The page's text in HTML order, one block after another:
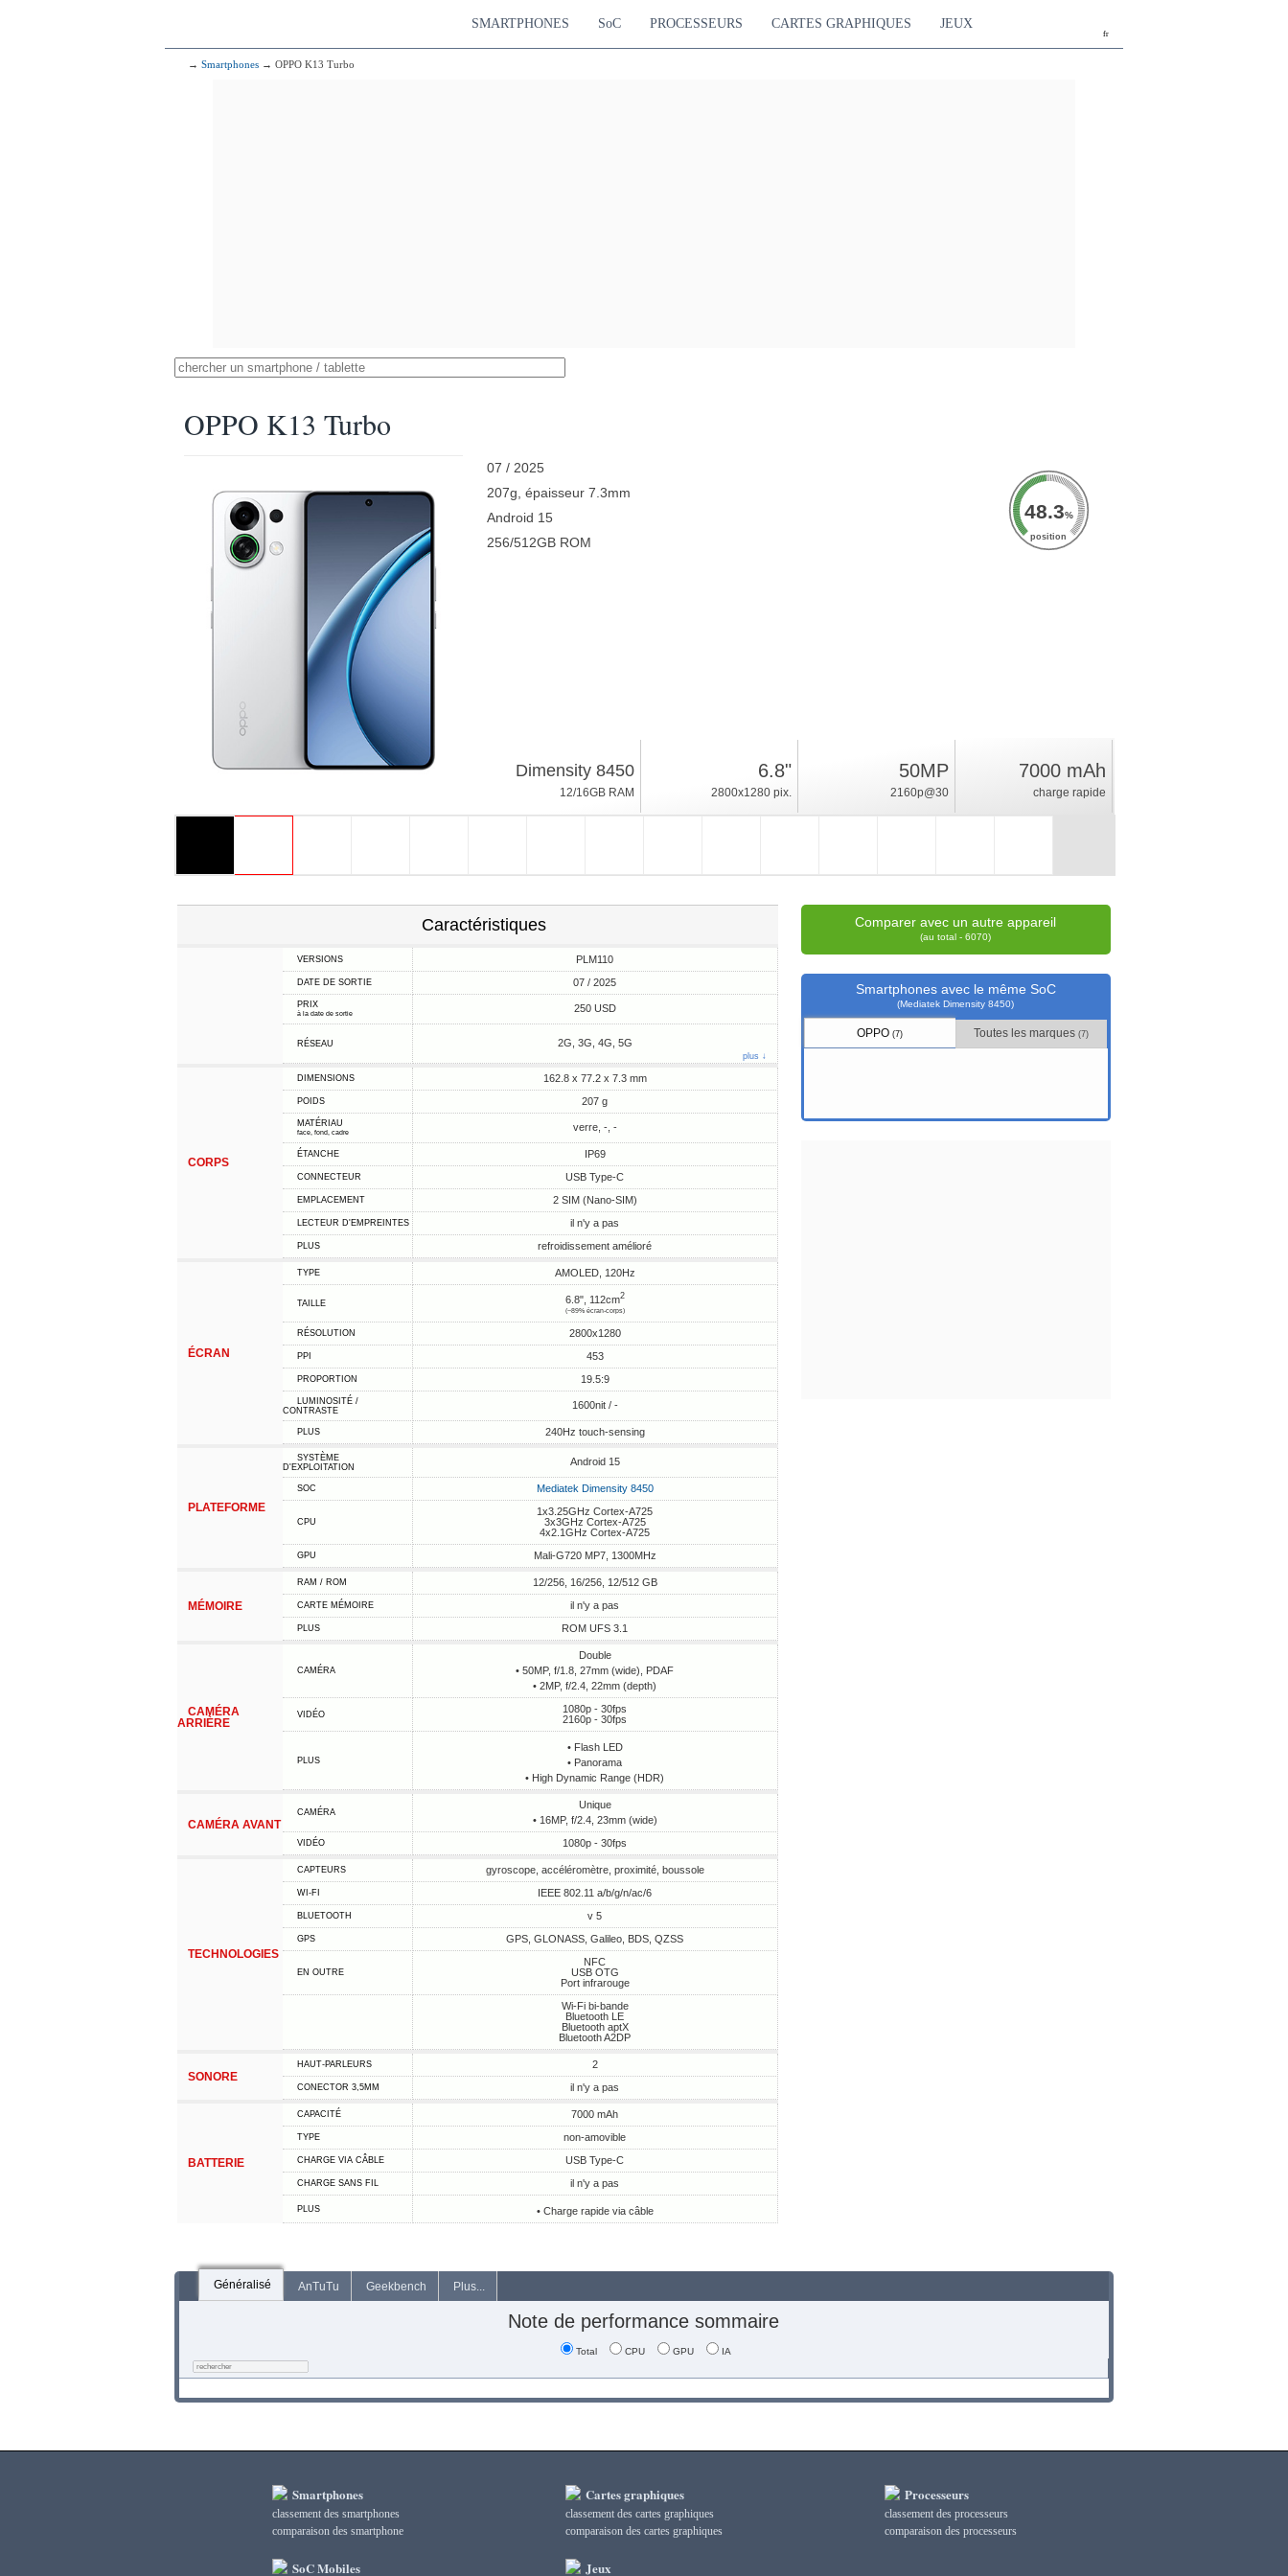
fr
SMARTPHONES SoC PROCESSEURS CARTES GRAPHIQUES JEUX
→ Smartphones → OPPO K13 Turbo
OPPO K13 Turbo
07 / 2025
207g, épaisseur 7.3mm
Android 15
256/512GB ROM
48.3%
position
Dimensity 8450
12/16GB RAM
6.8"
2800x1280 pix.
50MP
2160p@30
7000 mAh
charge rapide
Caractéristiques
VERSIONS PLM110
DATE DE SORTIE 07 / 2025
PRIX
à la date de sortie 250 USD
RÉSEAU 2G, 3G, 4G, 5G
plus ↓
CORPS
DIMENSIONS 162.8 x 77.2 x 7.3 mm
POIDS 207 g
MATÉRIAU
face, fond, cadre verre, -, -
ÉTANCHE IP69
CONNECTEUR USB Type-C
EMPLACEMENT 2 SIM (Nano-SIM)
LECTEUR D'EMPREINTES il n'y a pas
PLUS refroidissement amélioré
ÉCRAN
TYPE AMOLED, 120Hz
TAILLE 6.8", 112cm2
(~89% écran-corps)
RÉSOLUTION 2800x1280
PPI 453
PROPORTION 19.5:9
LUMINOSITÉ /
CONTRASTE
1600nit / -
PLUS 240Hz touch-sensing
PLATEFORME
SYSTÈME
D'EXPLOITATION
Android 15
SOC Mediatek Dimensity 8450
CPU
1x3.25GHz Cortex-A725
3x3GHz Cortex-A725
4x2.1GHz Cortex-A725
GPU Mali-G720 MP7, 1300MHz
MÉMOIRE
RAM / ROM 12/256, 16/256, 12/512 GB
CARTE MÉMOIRE il n'y a pas
PLUS ROM UFS 3.1
CAMÉRA
ARRIÈRE
CAMÉRA
Double
• 50MP, f/1.8, 27mm (wide), PDAF
• 2MP, f/2.4, 22mm (depth)
VIDÉO
1080p - 30fps
2160p - 30fps
PLUS
• Flash LED
• Panorama
• High Dynamic Range (HDR)
CAMÉRA AVANT
CAMÉRA
Unique
• 16MP, f/2.4, 23mm (wide)
VIDÉO 1080p - 30fps
TECHNOLOGIES
CAPTEURS gyroscope, accéléromètre, proximité, boussole
WI-FI IEEE 802.11 a/b/g/n/ac/6
BLUETOOTH v 5
GPS GPS, GLONASS, Galileo, BDS, QZSS
EN OUTRE
NFC
USB OTG
Port infrarouge
Wi-Fi bi-bande
Bluetooth LE
Bluetooth aptX
Bluetooth A2DP
SONORE
HAUT-PARLEURS 2
CONECTOR 3,5MM il n'y a pas
BATTERIE
CAPACITÉ 7000 mAh
TYPE non-amovible
CHARGE VIA CÂBLE USB Type-C
CHARGE SANS FIL il n'y a pas
PLUS • Charge rapide via câble
Comparer avec un autre appareil
(au total - 6070)
Smartphones avec le même SoC
(Mediatek Dimensity 8450)
OPPO(7) Toutes les marques(7)
Généralisé AnTuTu Geekbench Plus...
Note de performance sommaire
Total CPU GPU IA
Smartphones
classement des smartphones
сomparaison des smartphone
SoC Mobiles
Cartes graphiques
classement des cartes graphiques
сomparaison des cartes graphiques
Jeux
Processeurs
classement des processeurs
сomparaison des processeurs